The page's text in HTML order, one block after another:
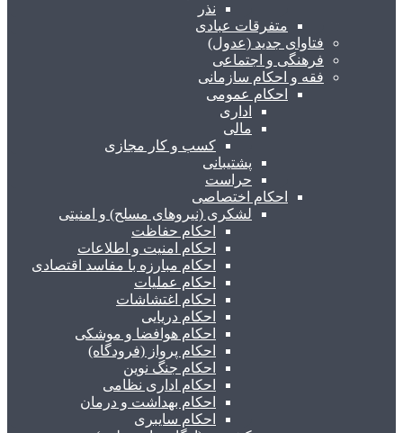
نذر
متفرقات عبادی
فتاوای جدید (عدول)
فرهنگی و اجتماعی
فقه و احکام سازمانی
احکام عمومی
اداری
مالی
کسب و کار مجازی
پشتیبانی
حراست
احکام اختصاصی
لشکری (نیروهای مسلح) و امنیتی
احکام حفاظت
احکام امنیت و اطلاعات
احکام مبارزه با مفاسد اقتصادی
احکام عملیات
احکام اغتشاشات
احکام دریایی
احکام هوافضا و موشکی
احکام پرواز (فرودگاه)
احکام جنگ نوین
احکام اداری نظامی
احکام بهداشت و درمان
احکام سایبری